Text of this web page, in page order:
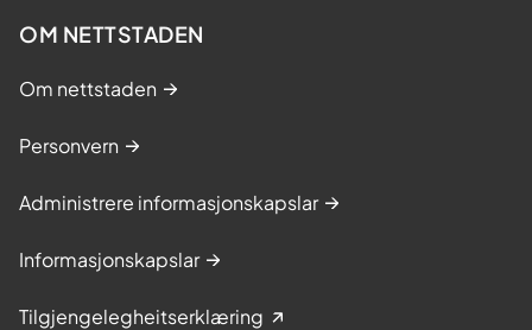
OM NETTSTADEN
Om nettstaden
Personvern
Administrere informasjonskapslar
Informasjonskapslar
Tilgjengelegheitserklæring